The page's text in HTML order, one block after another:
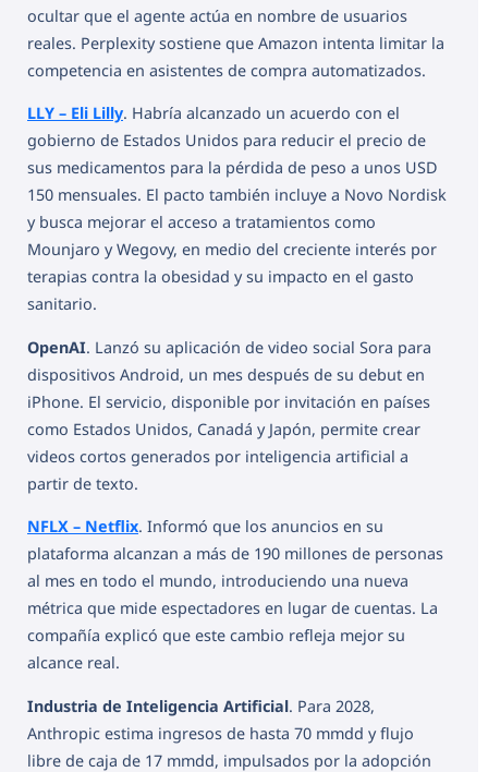
ocultar que el agente actúa en nombre de usuarios
reales. Perplexity sostiene que Amazon intenta limitar la
competencia en asistentes de compra automatizados.
LLY – Eli Lilly. Habría alcanzado un acuerdo con el
gobierno de Estados Unidos para reducir el precio de
sus medicamentos para la pérdida de peso a unos USD
150 mensuales. El pacto también incluye a Novo Nordisk
y busca mejorar el acceso a tratamientos como
Mounjaro y Wegovy, en medio del creciente interés por
terapias contra la obesidad y su impacto en el gasto
sanitario.
OpenAI. Lanzó su aplicación de video social Sora para
dispositivos Android, un mes después de su debut en
iPhone. El servicio, disponible por invitación en países
como Estados Unidos, Canadá y Japón, permite crear
videos cortos generados por inteligencia artificial a
partir de texto.
NFLX – Netflix. Informó que los anuncios en su
plataforma alcanzan a más de 190 millones de personas
al mes en todo el mundo, introduciendo una nueva
métrica que mide espectadores en lugar de cuentas. La
compañía explicó que este cambio refleja mejor su
alcance real.
Industria de Inteligencia Artificial. Para 2028,
Anthropic estima ingresos de hasta 70 mmdd y flujo
libre de caja de 17 mmdd, impulsados por la adopción